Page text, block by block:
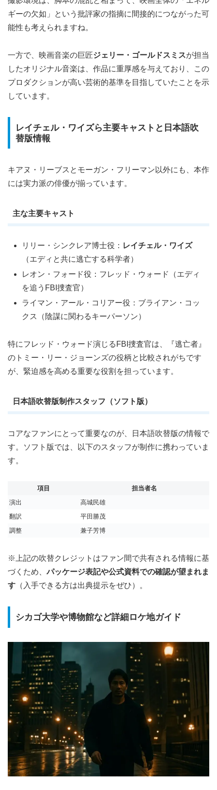
ギーの欠如」という批評家の指摘に間接的につながった可
能性も考えられますね。
一方で、映画音楽の巨匠ジェリー・ゴールドスミスが担当
したオリジナル音楽は、作品に重厚感を与えており、この
プロダクションが高い芸術的基準を目指していたことを示
しています。
レイチェル・ワイズら主要キャストと日本語吹
替版情報
キアヌ・リーブスとモーガン・フリーマン以外にも、本作
には実力派の俳優が揃っています。
主な主要キャスト
リリー・シンクレア博士役： レイチェル・ワイズ
（エディと共に逃亡する科学者）
レオン・フォード役：フレッド・ウォード（エディ
を追うFBI捜査官）
ライマン・アール・コリアー役：ブライアン・コッ
クス（陰謀に関わるキーパーソン）
特にフレッド・ウォード演じるFBI捜査官は、『逃亡者』
のトミー・リー・ジョーンズの役柄と比較されがちです
が、緊迫感を高める重要な役割を担っています。
日本語吹替版制作スタッフ（ソフト版）
コアなファンにとって重要なのが、日本語吹替版の情報で
す。ソフト版では、以下のスタッフが制作に携わっていま
す。
項目
担当者名
演出
高城民雄
翻訳
平田勝茂
調整
兼子芳博
※上記の吹替クレジットはファン間で共有される情報に基
づくため、パッケージ表記や公式資料での確認が望まれま
す （入手できる方は出典提示をぜひ）。
シカゴ大学や博物館など詳細ロケ地ガイド